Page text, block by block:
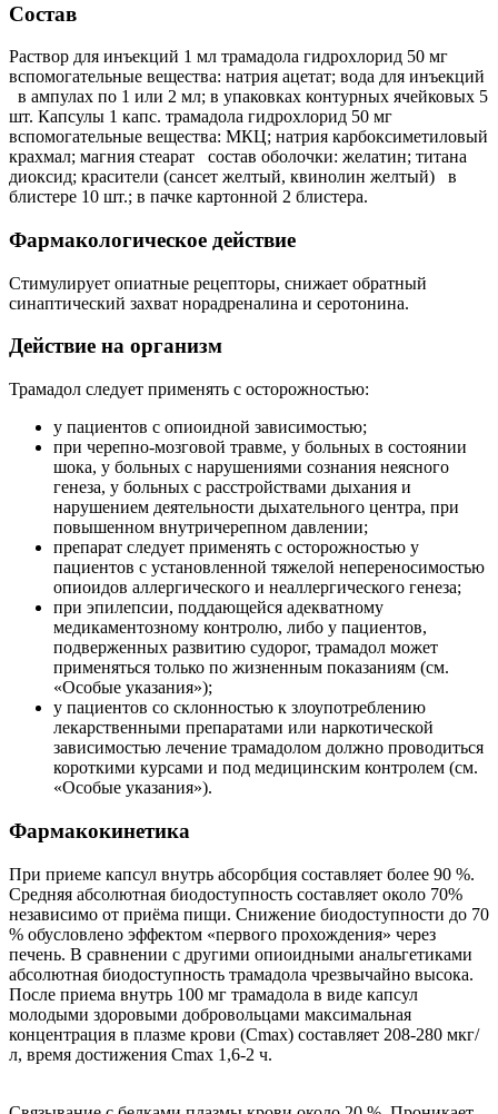
Состав
Раствор для инъекций 1 мл трамадола гидрохлорид 50 мг
вспомогательные вещества: натрия ацетат; вода для инъекций
в ампулах по 1 или 2 мл; в упаковках контурных ячейковых 5
шт. Капсулы 1 капс. трамадола гидрохлорид 50 мг
вспомогательные вещества: МКЦ; натрия карбоксиметиловый
крахмал; магния стеарат состав оболочки: желатин; титана
диоксид; красители (сансет желтый, квинолин желтый) в
блистере 10 шт.; в пачке картонной 2 блистера.
Фармакологическое действие
Стимулирует опиатные рецепторы, снижает обратный
синаптический захват норадреналина и серотонина.
Действие на организм
Трамадол следует применять с осторожностью:
у пациентов с опиоидной зависимостью;
при черепно-мозговой травме, у больных в состоянии
шока, у больных с нарушениями сознания неясного
генеза, у больных с расстройствами дыхания и
нарушением деятельности дыхательного центра, при
повышенном внутричерепном давлении;
препарат следует применять с осторожностью у
пациентов с установленной тяжелой непереносимостью
опиоидов аллергического и неаллергического генеза;
при эпилепсии, поддающейся адекватному
медикаментозному контролю, либо у пациентов,
подверженных развитию судорог, трамадол может
применяться только по жизненным показаниям (см.
«Особые указания»);
у пациентов со склонностью к злоупотреблению
лекарственными препаратами или наркотической
зависимостью лечение трамадолом должно проводиться
короткими курсами и под медицинским контролем (см.
«Особые указания»).
Фармакокинетика
При приеме капсул внутрь абсорбция составляет более 90 %.
Средняя абсолютная биодоступность составляет около 70%
независимо от приёма пищи. Снижение биодоступности до 70
% обусловлено эффектом «первого прохождения» через
печень. В сравнении с другими опиоидными анальгетиками
абсолютная биодоступность трамадола чрезвычайно высока.
После приема внутрь 100 мг трамадола в виде капсул
молодыми здоровыми добровольцами максимальная
концентрация в плазме крови (Cmax) составляет 208-280 мкг/
л, время достижения Cmax 1,6-2 ч.